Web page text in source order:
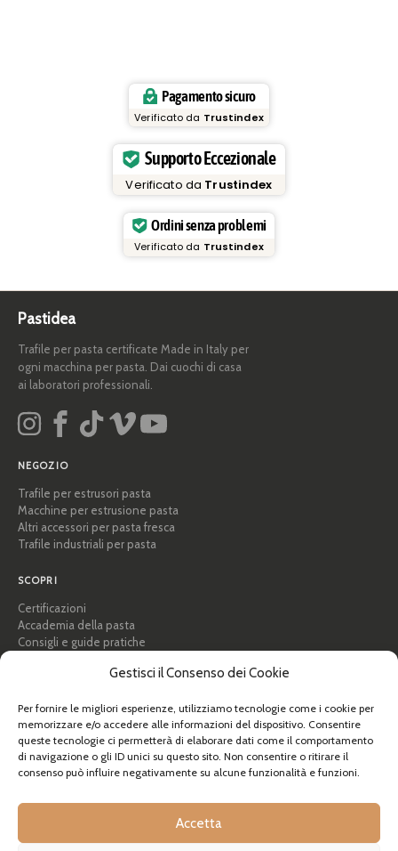
Gestisci il Consenso dei Cookie
Per fornire le migliori esperienze, utilizziamo tecnologie come i cookie per
memorizzare e/o accedere alle informazioni del dispositivo. Consentire
queste tecnologie ci permetterà di elaborare dati come il comportamento
di navigazione o gli ID unici su questo sito. Non consentire o ritirare il
consenso può influire negativamente su alcune funzionalità e funzioni.
Accetta
Pagamento sicuro
Verificato da Trustindex
Supporto Eccezionale
Verificato da Trustindex
Ordini senza problemi
Verificato da Trustindex
Pastidea
Trafile per pasta certificate Made in Italy per
ogni macchina per pasta. Dai cuochi di casa
ai laboratori professionali.
NEGOZIO
Trafile per estrusori pasta
Macchine per estrusione pasta
Altri accessori per pasta fresca
Trafile industriali per pasta
SCOPRI
Certificazioni
Accademia della pasta
Consigli e guide pratiche
Professionisti e B2B
AIUTO
FAQ e supporto
Contattaci
Info spedizioni